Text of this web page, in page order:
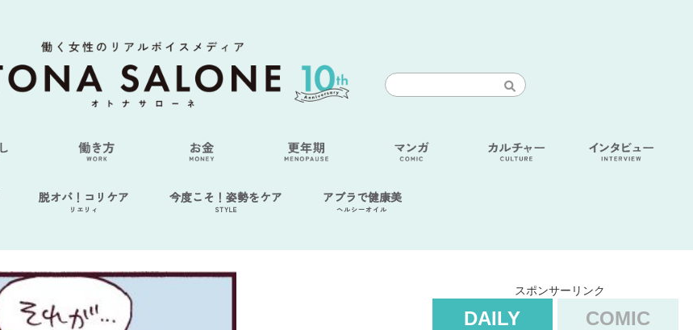
脱オバ！コリケア
リエリィ
今度こそ！姿勢をケア
STYLE
アブラで健康美
ヘルシーオイル
スポンサーリンク
DAILY COMIC